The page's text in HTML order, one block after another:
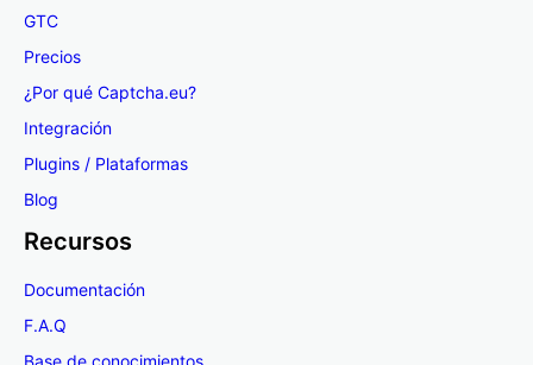
GTC
Precios
¿Por qué Captcha.eu?
Integración
Plugins / Plataformas
Blog
Recursos
Documentación
F.A.Q